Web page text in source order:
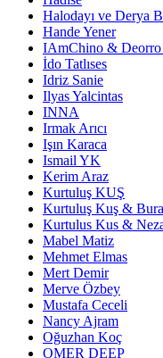
Halodayı ve Derya
Hande Yener
IAmChino &
İdo Tatlıses
Idriz Sanie
Ilyas Yalcintas
INNA
Irmak Arıcı
Işın Karaca
Ismail YK
Kerim Araz
Kurtuluş KUŞ
Kurtuluş Kuş &
Kurtulus Kus &
Mabel Matiz
Mehmet Elmas
Mert Demir
Merve Özbey
Mustafa Ceceli
Nancy Ajram
Oğuzhan Koç
OMER DEEP